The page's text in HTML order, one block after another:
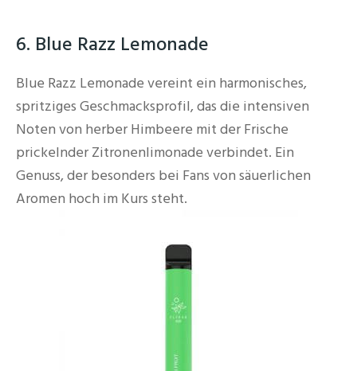
6. Blue Razz Lemonade
Blue Razz Lemonade vereint ein harmonisches,
spritziges Geschmacksprofil, das die intensiven
Noten von herber Himbeere mit der Frische
prickelnder Zitronenlimonade verbindet. Ein
Genuss, der besonders bei Fans von säuerlichen
Aromen hoch im Kurs steht.